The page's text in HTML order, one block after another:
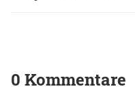
0 Kommentare